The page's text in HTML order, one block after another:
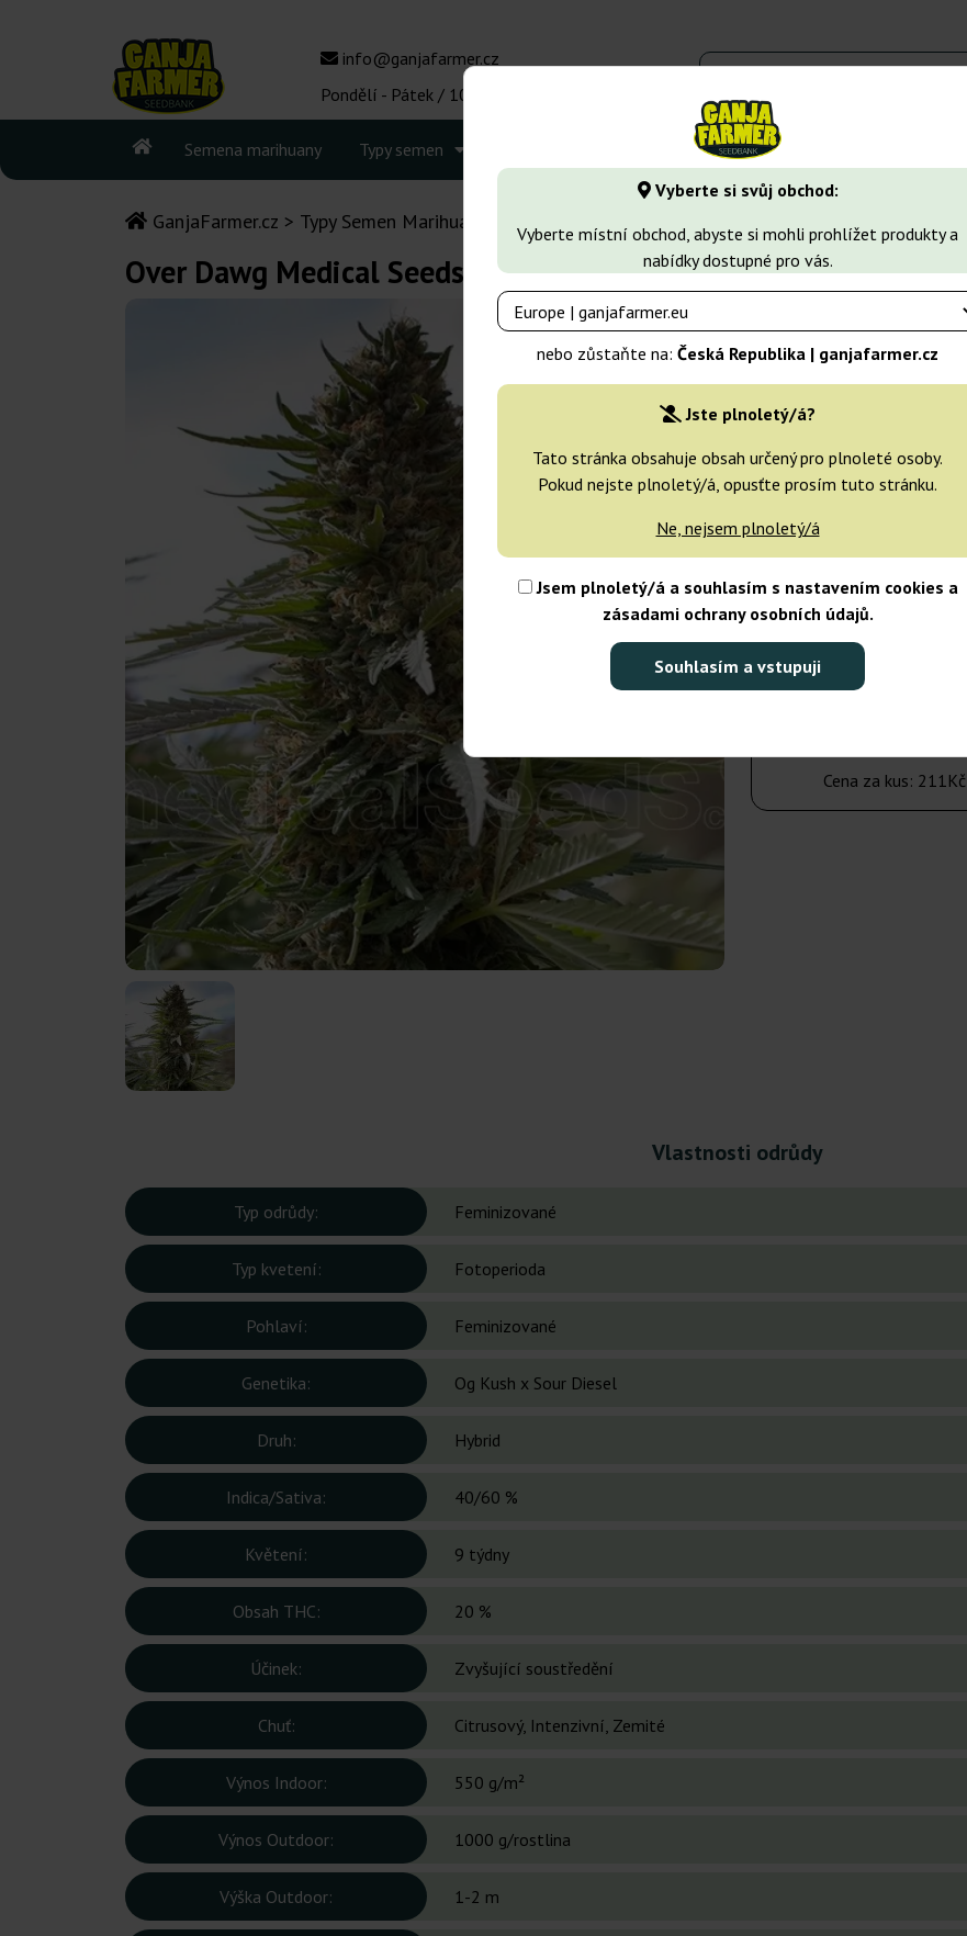
Vyberte si svůj obchod:
Vyberte místní obchod, abyste si mohli prohlížet produkty a
nabídky dostupné pro vás.
nebo zůstaňte na: Česká Republika | ganjafarmer.cz
Jste plnoletý/á?
Tato stránka obsahuje obsah určený pro plnoleté osoby.
Pokud nejste plnoletý/á, opusťte prosím tuto stránku.
Ne, nejsem plnoletý/á
Jsem plnoletý/á a souhlasím s nastavením cookies a
zásadami ochrany osobních údajů.
Souhlasím a vstupuji
info@ganjafarmer.cz
Pondělí - Pátek / 10:00 - 16:00
Semena marihuany Typy semen Druhy marihuany
GanjaFarmer.cz Typy Semen Marihuany Over Dawg
Over Dawg Medical Seeds
Medical Seeds
10 semen
Odeslání do 3-7
10 semen
2 110Kč
Počet balení:
Cena za kus: 211Kč
Vlastnosti odrůdy
Typ odrůdy: Feminizované
Typ kvetení: Fotoperioda
Pohlaví: Feminizované
Genetika: Og Kush x Sour Diesel
Druh: Hybrid
Indica/Sativa: 40/60 %
Květení: 9 týdny
Obsah THC: 20 %
Účinek: Zvyšující soustředění
Chuť: Citrusový, Intenzivní, Zemité
Výnos Indoor: 550 g/m²
Výnos Outdoor: 1000 g/rostlina
Výška Outdoor: 1-2 m